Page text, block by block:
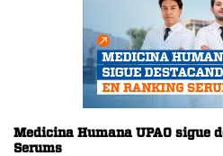
Medicina Humana UPAO sigue
Serums